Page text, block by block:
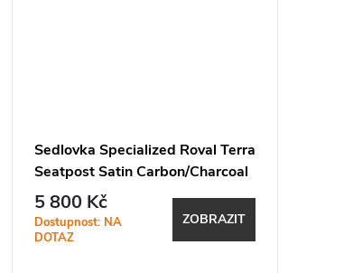
Sedlovka Specialized Roval Terra
Seatpost Satin Carbon/Charcoal
330mm x 20mm Offset
5 800 Kč
Dostupnost: NA
DOTAZ
ZOBRAZIT